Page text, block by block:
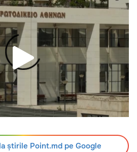
știrile Point.md pe Google